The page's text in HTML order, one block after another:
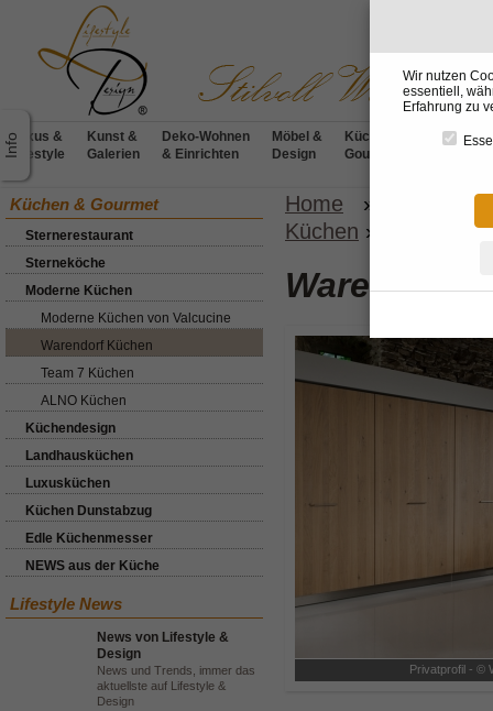
Luxus &
Lifestyle
Kunst &
Galerien
Deko-Wohnen
& Einrichten
Möbel &
Design
Küchen &
Gourmet
Küchen & Gourmet
Sternerestaurant
Sterneköche
Moderne Küchen
Moderne Küchen von Valcucine
Warendorf Küchen
Team 7 Küchen
ALNO Küchen
Küchendesign
Landhausküchen
Luxusküchen
Küchen Dunstabzug
Edle Küchenmesser
NEWS aus der Küche
Lifestyle News
News von Lifestyle &
Design
News und Trends, immer das
aktuellste auf Lifestyle &
Design
Home »
Küchen
Küchen » Küche
Warendorf
Privatprofil - ©
Wir nutzen
essentiell,
Erfahrung zu